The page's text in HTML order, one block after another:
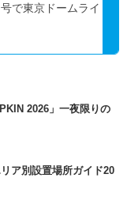
で東京ドームライ
2026」一夜限りの
ア別設置場所ガイド20